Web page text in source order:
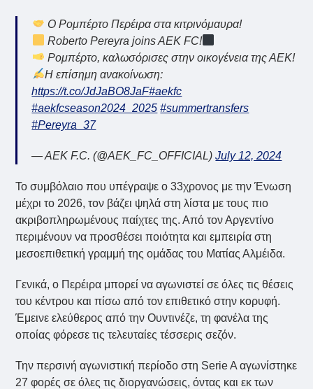
Ο Ρομπέρτο Περέιρα στα κιτρινόμαυρα!
Roberto Pereyra joins AEK FC!
Ρομπέρτο, καλωσόρισες στην οικογένεια της ΑΕΚ!
Η επίσημη ανακοίνωση:
https://t.co/JdJaBO8JaF#aekfc
#aekfcseason2024_2025 #summertransfers
#Pereyra_37
— AEK F.C. (@AEK_FC_OFFICIAL)July 12, 2024
Το συμβόλαιο που υπέγραψε ο 33χρονος με την Ένωση
μέχρι το 2026, τον βάζει ψηλά στη λίστα με τους πιο
ακριβοπληρωμένους παίχτες της. Από τον Αργεντίνο
περιμένουν να προσθέσει ποιότητα και εμπειρία στη
μεσοεπιθετική γραμμή της ομάδας του Ματίας Αλμέιδα.
Γενικά, ο Περέιρα μπορεί να αγωνιστεί σε όλες τις θέσεις
του κέντρου και πίσω από τον επιθετικό στην κορυφή.
Έμεινε ελεύθερος από την Ουντινέζε, τη φανέλα της
οποίας φόρεσε τις τελευταίες τέσσερις σεζόν.
Την περσινή αγωνιστική περίοδο στη Serie A αγωνίστηκε
27 φορές σε όλες τις διοργανώσεις, όντας και εκ των